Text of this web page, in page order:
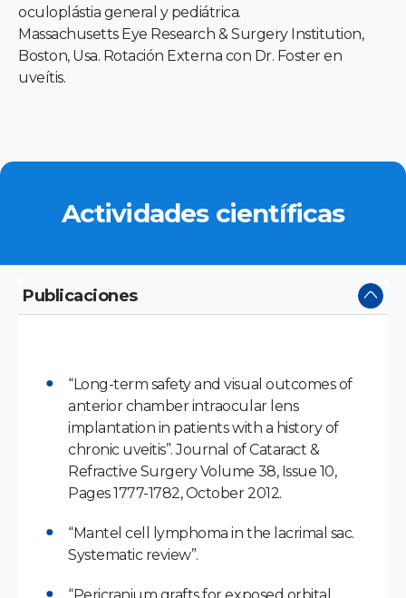
oculoplástia general y pediátrica.
Massachusetts Eye Research & Surgery Institution,
Boston, Usa. Rotación Externa con Dr. Foster en
uveítis.
Actividades científicas
Publicaciones
“Long-term safety and visual outcomes of
anterior chamber intraocular lens
implantation in patients with a history of
chronic uveitis”. Journal of Cataract &
Refractive Surgery Volume 38, Issue 10,
Pages 1777-1782, October 2012.
“Mantel cell lymphoma in the lacrimal sac.
Systematic review”.